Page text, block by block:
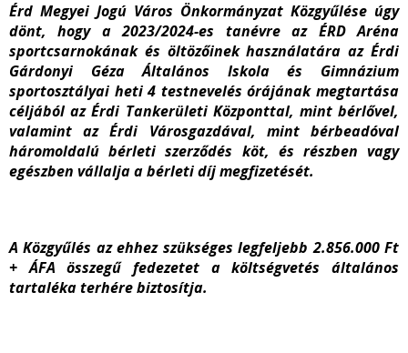
Érd Megyei Jogú Város Önkormányzat Közgyűlése úgy
dönt, hogy a 2023/2024-es tanévre az ÉRD Aréna
sportcsarnokának és öltözőinek használatára az Érdi
Gárdonyi Géza Általános Iskola és Gimnázium
sportosztályai heti 4 testnevelés órájának megtartása
céljából az Érdi Tankerületi Központtal, mint bérlővel,
valamint az Érdi Városgazdával, mint bérbeadóval
háromoldalú bérleti szerződés köt, és részben vagy
egészben vállalja a bérleti díj megfizetését.
A Közgyűlés az ehhez szükséges legfeljebb 2.856.000 Ft
+ ÁFA összegű fedezetet a költségvetés általános
tartaléka terhére biztosítja.